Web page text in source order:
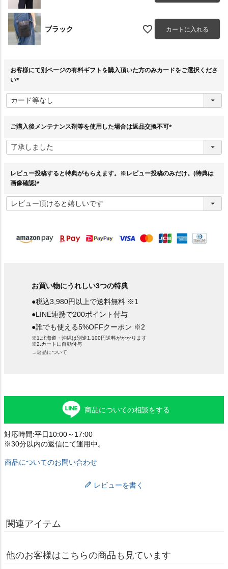
ブラック カートに入れる
お客様にて別ページの有料ギフトを購入頂いた方のみカードをご選択くださ
い
必
須
ご購入後メンテナンス剤等を使用した場合は返品交換不可
須
レビュー投稿すると特典がもらえます。※レビュー投稿のみだけ。(特典は
画像確認)
必
須
お買い物にうれしい3つの特典
●税込3,980円以上で送料無料 ※1
●LINE連携で200ポイント付与
●誰でも使える5%OFFクーポン ※2
※1.北海道・沖縄は別途1,100円送料がかかります
※2.カートに自動付与
→返品について
商品についての相談をする
対応時間:平日10:00～17:00
※30分以内の返信にて運用中。
商品についてのお問い合わせ
レビューを書く
関連アイテム
他のお客様はこちらの商品も見ています